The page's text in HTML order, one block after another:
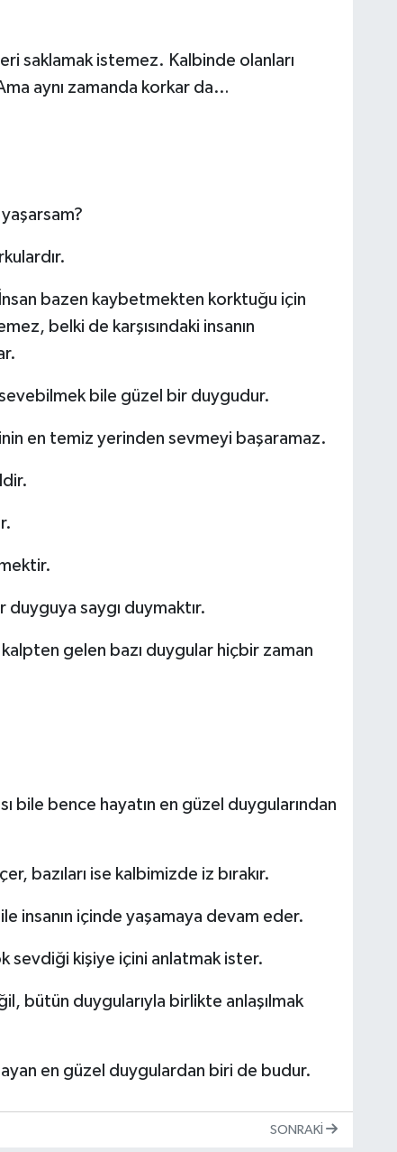
saklamak istemez. Kalbinde olanları
aynı zamanda korkar da…
yaşarsam?
bazen kaybetmekten korktuğu için
belki de karşısındaki insanın
bile güzel bir duygudur.
en temiz yerinden sevmeyi başaramaz.
duyguya saygı duymaktır.
gelen bazı duygular hiçbir zaman
bile bence hayatın en güzel duygularından
bazıları ise kalbimizde iz bırakır.
insanın içinde yaşamaya devam eder.
sevdiği kişiye içini anlatmak ister.
bütün duygularıyla birlikte anlaşılmak
en güzel duygulardan biri de budur.
SONRAKI